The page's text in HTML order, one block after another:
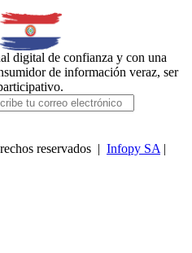
digital de confianza y con una
de información veraz, ser
reservados | Infopy SA |